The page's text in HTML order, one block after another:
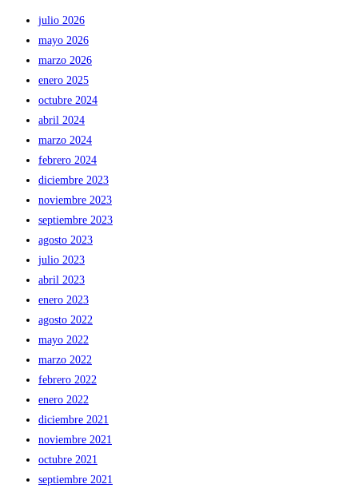
julio 2026
mayo 2026
marzo 2026
enero 2025
octubre 2024
abril 2024
marzo 2024
febrero 2024
diciembre 2023
noviembre 2023
septiembre 2023
agosto 2023
julio 2023
abril 2023
enero 2023
agosto 2022
mayo 2022
marzo 2022
febrero 2022
enero 2022
diciembre 2021
noviembre 2021
octubre 2021
septiembre 2021